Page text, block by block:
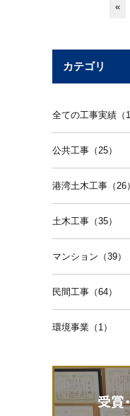
«
カテゴリ
全ての工事実績（
公共工事（25）
港湾土木工事（26）
土木工事（35）
マンション（39）
民間工事（64）
環境事業（1）